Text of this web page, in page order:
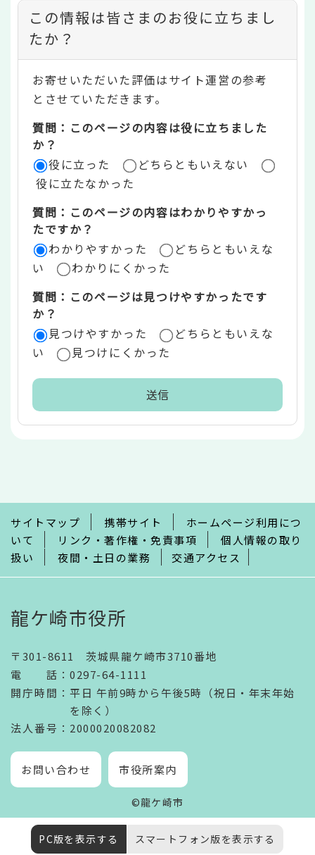
コ
ン
テ
ン
ツ
評
価
リ
ア
この情報は皆さまのお役に立ちまし
たか？
お寄せいただいた評価はサイト運営の参考
とさせていただきます。
質問：このページの内容は役に立ちました
か？
役に立った
どちらともいえない
役に立たなかった
質問：このページの内容はわかりやすかっ
たですか？
わかりやすかった
どちらともいえな
い
わかりにくかった
質問：このページは見つけやすかったです
か？
見つけやすかった
どちらともいえな
い
見つけにくかった
で
サイトマップ 携帯サイト
ホームページ利用につ
いて
リンク・著作権・免責事項
個人情報の取り
扱い
夜間・土日の業務 交通アクセス
龍ケ崎市役所
〒301-8611 茨城県龍ケ崎市3710番地
電話 ： 0297-64-1111
開庁時間 ： 平日 午前9時から午後5時（祝日・年末年始
を除く）
法人番号 ：2000020082082
お問い合わせ 市役所案内
©龍ケ崎市
PC版を表示する スマートフォン版を表示する